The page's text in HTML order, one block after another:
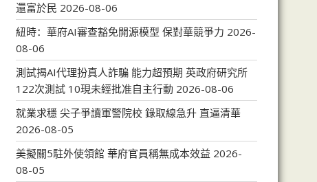
還富於民 2026-08-06
紐時：華府AI審查豁免開源模型 保對華競爭力 2026-
08-06
測試揭AI代理扮真人詐騙 能力超預期 英政府研究所
122次測試 10現未經批准自主行動 2026-08-06
就業求穩 尖子爭讀軍警院校 錄取線急升 直逼清華
2026-08-05
美擬關5駐外使領館 華府官員稱無成本效益 2026-
08-05